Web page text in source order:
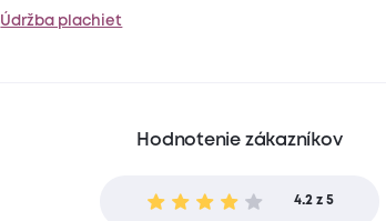
Údržba plachiet
Hodnotenie zákazníkov
4.2 z 5